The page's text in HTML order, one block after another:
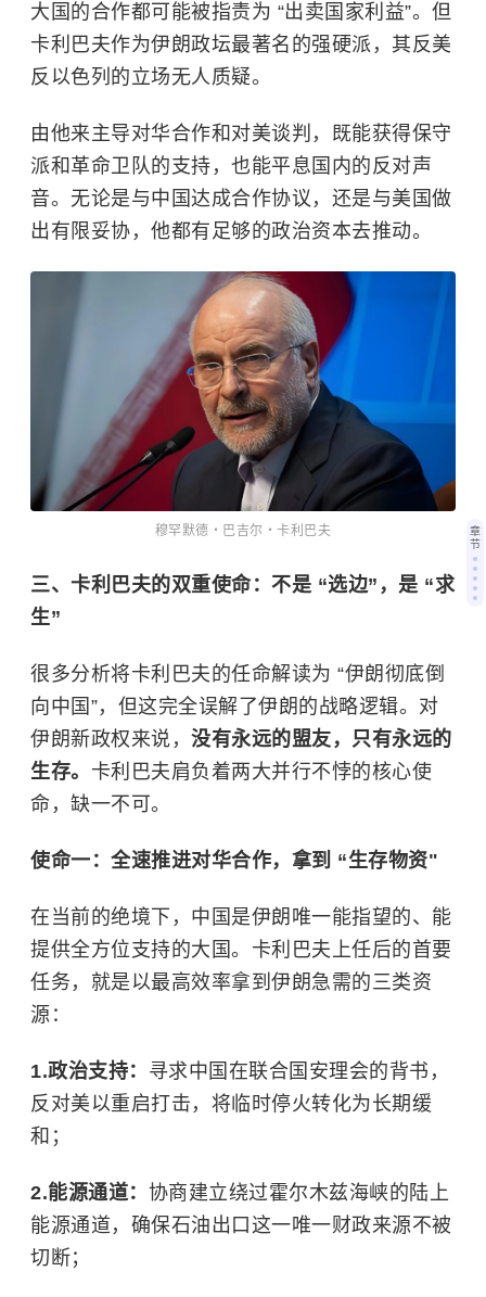
大国的合作都可能被指责为 “出卖国家利益”。但
卡利巴夫作为伊朗政坛最著名的强硬派，其反美
反以色列的立场无人质疑。
由他来主导对华合作和对美谈判，既能获得保守
派和革命卫队的支持，也能平息国内的反对声
音。无论是与中国达成合作协议，还是与美国做
出有限妥协，他都有足够的政治资本去推动。
穆罕默德・巴吉尔・卡利巴夫
三、卡利巴夫的双重使命：不是 “选边”，是 “求
生”
很多分析将卡利巴夫的任命解读为 “伊朗彻底倒
向中国”，但这完全误解了伊朗的战略逻辑。对
伊朗新政权来说， 没有永远的盟友，只有永远的
生存。 卡利巴夫肩负着两大并行不悖的核心使
命，缺一不可。
使命一：全速推进对华合作，拿到 “生存物资"
在当前的绝境下，中国是伊朗唯一能指望的、能
提供全方位支持的大国。卡利巴夫上任后的首要
任务，就是以最高效率拿到伊朗急需的三类资
源：
1.政治支持： 寻求中国在联合国安理会的背书，
反对美以重启打击，将临时停火转化为长期缓
和；
2.能源通道： 协商建立绕过霍尔木兹海峡的陆上
能源通道，确保石油出口这一唯一财政来源不被
切断；
章
节